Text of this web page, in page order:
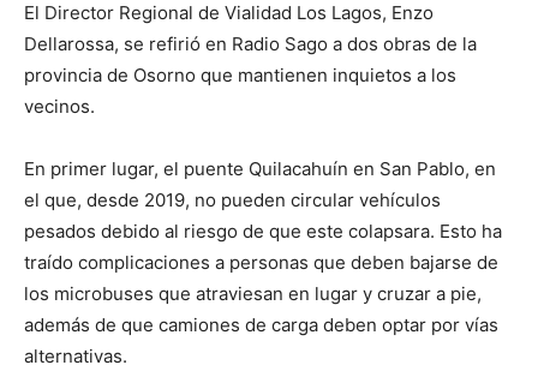
El Director Regional de Vialidad Los Lagos, Enzo
Dellarossa, se refirió en Radio Sago a dos obras de la
provincia de Osorno que mantienen inquietos a los
vecinos.
En primer lugar, el puente Quilacahuín en San Pablo, en
el que, desde 2019, no pueden circular vehículos
pesados debido al riesgo de que este colapsara. Esto ha
traído complicaciones a personas que deben bajarse de
los microbuses que atraviesan en lugar y cruzar a pie,
además de que camiones de carga deben optar por vías
alternativas.